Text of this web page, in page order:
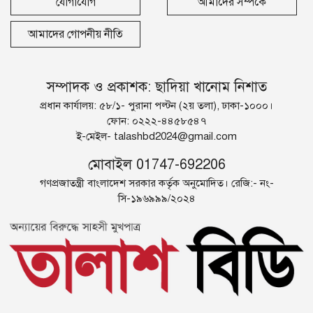
আমাদের গোপনীয় নীতি
সম্পাদক ও প্রকাশক: ছাদিয়া খানোম নিশাত
প্রধান কার্যালয়: ৫৮/১- পুরানা পল্টন (২য় তলা), ঢাকা-১০০০।
ফোন: ০২২২-৪৪৫৮৫৪৭
ই-মেইল- talashbd2024@gmail.com
মোবাইল 01747-692206
গণপ্রজাতন্ত্রী বাংলাদেশ সরকার কর্তৃক অনুমোদিত। রেজি:- নং-
সি-১৯৬৯৯৯/২০২৪